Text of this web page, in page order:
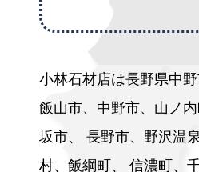
小林石材店は長野県中野
飯山市、中野市、山ノ
坂市、
長野市、野沢温
村、飯綱町、
信濃町、